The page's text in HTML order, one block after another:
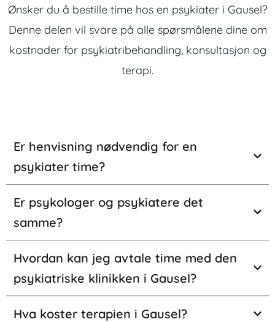
Ønsker du å bestille time hos en psykiater i Gausel?
Denne delen vil svare på alle spørsmålene dine om
kostnader for psykiatribehandling, konsultasjon og
terapi.
Er henvisning nødvendig for en
psykiater time?
Er psykologer og psykiatere det
samme?
Hvordan kan jeg avtale time med den
psykiatriske klinikken i Gausel?
Hva koster terapien i Gausel?